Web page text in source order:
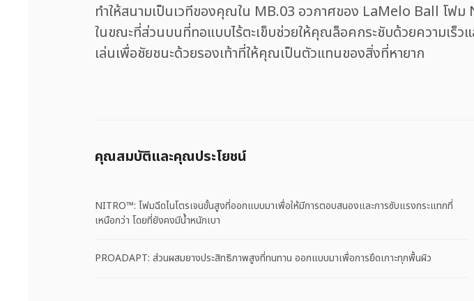
ทำให้สนามเป็นเวทีของคุณใน MB.03 อวกาศของ LaMelo Ball โฟ
ในขณะที่ส่วนบนที่ทอแบบไร้ตะเข็บช่วยให้คุณล็อคกระชับด้วยความเร็ว
เล่นเพื่อชัยชนะด้วยรองเท้าที่ให้คุณเป็นตัวแทนของสิ่งที่หายาก
คุณสมบัติและคุณประโยชน์
NITRO™: โฟมฉีดไนโตรเจนขั้นสูงที่ออกแบบมาเพื่อให้มีการตอบสนองและการซับแรงกระแทกที่
เหนือกว่า โดยที่ยังคงมีน้ำหนักเบา
PROADAPT: ส่วนผสมยางประสิทธิภาพสูงที่ทนทาน ออกแบบมาเพื่อการยึดเกาะทุกพื้นผิว